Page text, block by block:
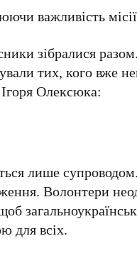
важливість
зібралися
тих, кого вже
Олексюка:
лише
Волонтери
для всіх.